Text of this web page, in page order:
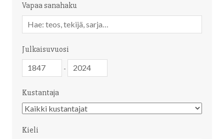
Vapaa sanahaku
sanahaku
Julkaisuvuosi
-
Kustantaja
Kustantaja
Kieli